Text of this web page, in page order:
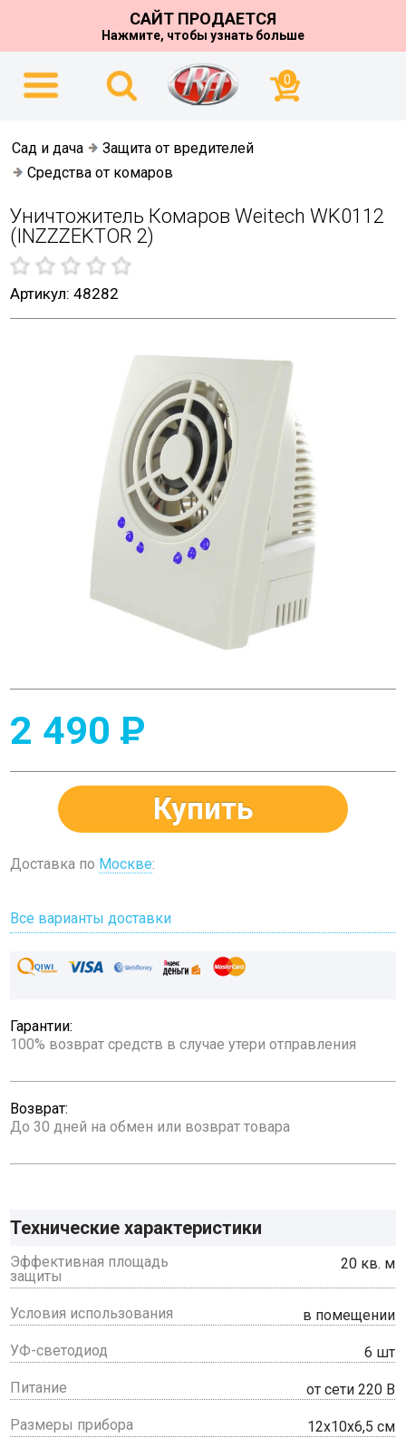
САЙТ ПРОДАЕТСЯ
Нажмите, чтобы узнать больше
0
Сад и дача
Защита от вредителей
Средства от комаров
Уничтожитель Комаров Weitech WK0112
(INZZZEKTOR 2)
Артикул: 48282
2 490 P
Купить
Доставка по Москве:
Все варианты доставки
Гарантии:
100% возврат средств в случае утери отправления
Возврат:
До 30 дней на обмен или возврат товара
Технические характеристики
Эффективная площадь
защиты
20 кв. м
Условия использования в помещении
УФ-светодиод 6 шт
Питание от сети 220 В
Размеры прибора 12х10х6,5 см